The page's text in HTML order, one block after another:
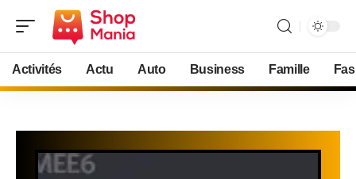
Activités Actu Auto Business Famille